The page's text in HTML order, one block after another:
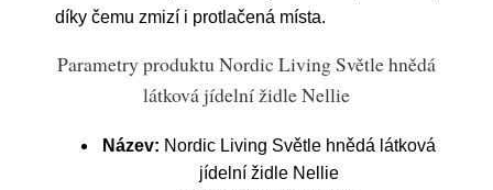
díky čemu zmizí i protlačená místa.
Parametry produktu Nordic Living Světle hnědá
látková jídelní židle Nellie
Název: Nordic Living Světle hnědá látková
jídelní židle Nellie